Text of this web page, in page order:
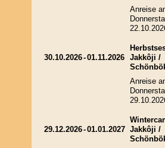
Anreise
30.10.2026-01.11.2026 Jakkôji /
Anreise
29.12.2026-01.01.2027 Jakkôji /